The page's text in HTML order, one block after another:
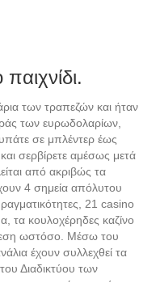
των τραπεζών και ήταν
των ευρωδολαρίων,
σε μπλέντερ έως
σερβίρετε αμέσως μετά
από ακριβώς τα
4 σημεία απόλυτου
21 casino
τα κουλοχέρηδες καζίνο
ωστόσο. Μέσω του
έχουν συλλεχθεί τα
Διαδικτύου των